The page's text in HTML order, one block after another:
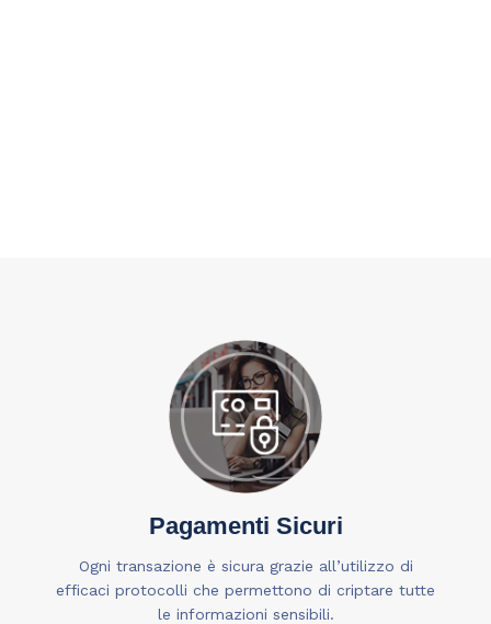
Pagamenti Sicuri
Ogni transazione è sicura grazie all’utilizzo di
efficaci protocolli che permettono di criptare tutte
le informazioni sensibili.